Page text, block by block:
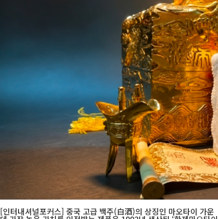
[인터내셔널포커스] 중국 고급 백주(白酒)의 상징인 마오타이 가운